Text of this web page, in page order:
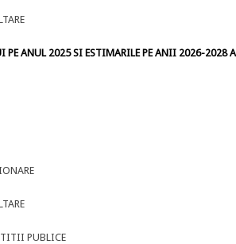
PE ANUL 2025 SI ESTIMARILE PE ANII 2026-2028
PUBLICE